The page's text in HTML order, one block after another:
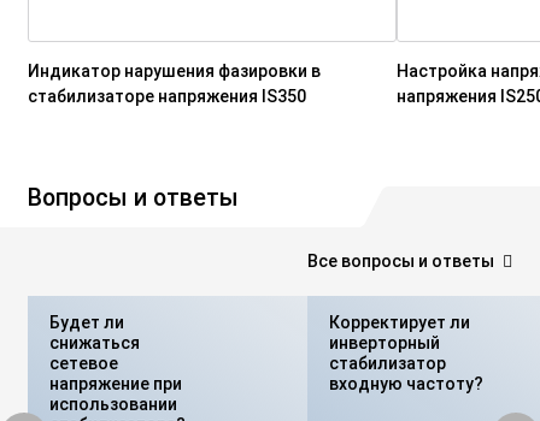
Индикатор нарушения фазировки в
стабилизаторе напряжения IS350
Настройка
напряжения
Вопросы и ответы
Все вопросы и ответы
Будет ли
снижаться
сетевое
напряжение при
использовании
Корректирует ли
инверторный
стабилизатор
входную частоту?